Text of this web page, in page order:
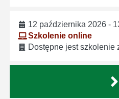
12 października 2026 -
Szkolenie online
Dostępne jest szkolenie